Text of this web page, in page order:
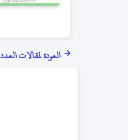
العودة لمقالات العدد